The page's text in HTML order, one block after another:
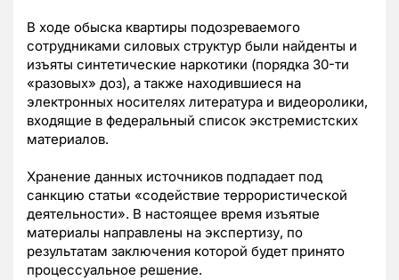
В ходе обыска квартиры подозреваемого
сотрудниками силовых структур были найденты и
изъяты синтетические наркотики (порядка 30-ти
«разовых» доз), а также находившиеся на
электронных носителях литература и видеоролики,
входящие в федеральный список экстремистских
материалов.
Хранение данных источников подпадает под
санкцию статьи «содействие террористической
деятельности». В настоящее время изъятые
материалы направлены на экспертизу, по
результатам заключения которой будет принято
процессуальное решение.